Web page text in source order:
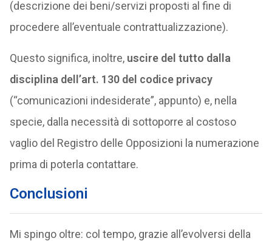
(descrizione dei beni/servizi proposti al fine di
procedere all’eventuale contrattualizzazione).
Questo significa, inoltre,uscire del tutto dalla
disciplina dell’art. 130 del codice privacy
(“comunicazioni indesiderate”, appunto) e, nella
specie, dalla necessità di sottoporre al costoso
vaglio del Registro delle Opposizioni la numerazione
prima di poterla contattare.
Conclusioni
Mi spingo oltre: col tempo, grazie all’evolversi della